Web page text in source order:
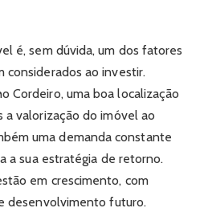
é, sem dúvida, um dos fatores
considerados ao investir.
Cordeiro, uma boa localização
a valorização do imóvel ao
uma demanda constante
a sua estratégia de retorno.
em crescimento, com
desenvolvimento futuro.